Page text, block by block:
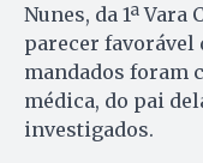
Nunes, da 1ª
parecer favorável
mandados foram
médica, do pai
investigados.